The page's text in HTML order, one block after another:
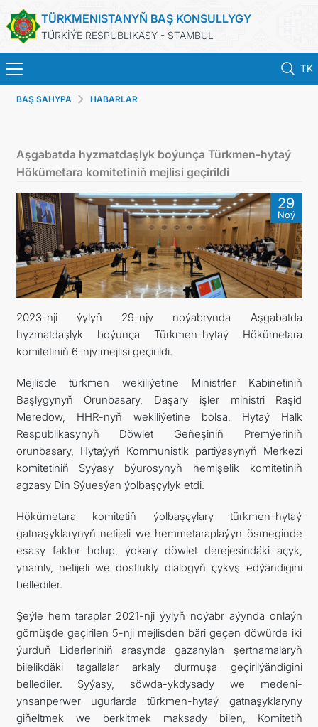
TÜRKMENISTANYŇ BAŞ KONSULLYGY
TÜRKİÝE RESPUBLIKASY - STAMBUL
TK
BAŞ SAHYPA
TÜRKMENISTAN
KONSULLYK ÜÇIN NOBAT
KONSULLYK HYZMATLARY
DIM
ARAGATNAŞYK
BAŞ SAHYPA HABARLAR
Aşgabatda hyzmatdaşlyk boýunça Türkmen-hytaý
Hökümetara komitetiniň mejlisi geçirildi
29
Noý
2023-nji ýylyň 29-njy noýabrynda Aşgabatda
hyzmatdaşlyk boýunça Türkmen-hytaý Hökümetara
komitetiniň 6-njy mejlisi geçirildi.
Mejlisde türkmen wekiliýetine Ministrler Kabinetiniň
Başlygynyň Orunbasary, Daşary işler ministri Raşid
Meredow, HHR-nyň wekiliýetine bolsa, Hytaý Halk
Respublikasynyň Döwlet Geňeşiniň Premýeriniň
orunbasary, Hytaýyň Kommunistik partiýasynyň Merkezi
komitetiniň Syýasy býurosynyň hemişelik komitetiniň
agzasy Din Sýuesýan ýolbaşçylyk etdi.
Hökümetara komitetiň ýolbaşçylary türkmen-hytaý
gatnaşyklarynyň netijeli we hemmetaraplaýyn ösmeginde
esasy faktor bolup, ýokary döwlet derejesindäki açyk,
ynamly, netijeli we dostlukly dialogyň çykyş edýändigini
bellediler.
Şeýle hem taraplar 2021-nji ýylyň noýabr aýynda onlaýn
görnüşde geçirilen 5-nji mejlisden bäri geçen döwürde iki
ýurduň Liderleriniň arasynda gazanylan şertnamalaryň
bilelikdäki tagallalar arkaly durmuşa geçirilýändigini
bellediler. Syýasy, söwda-ykdysady we medeni-
ynsanperwer ugurlarda türkmen-hytaý gatnaşyklaryny
giňeltmek we berkitmek maksady bilen, Komitetiň